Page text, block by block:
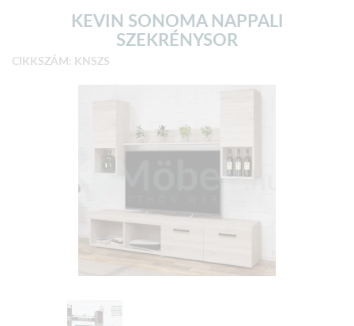
KEVIN SONOMA NAPPALI
SZEKRÉNYSOR
CIKKSZÁM: KNSZS